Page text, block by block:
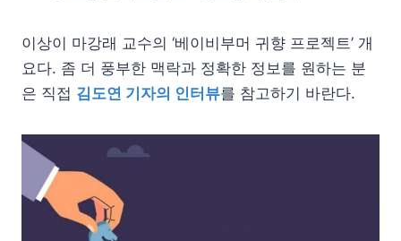
이상이 마강래 교수의 ‘베이비부머 귀향 프로젝트’ 개
요다. 좀 더 풍부한 맥락과 정확한 정보를 원하는 분
은 직접 김도연 기자의 인터뷰를 참고하기 바란다.